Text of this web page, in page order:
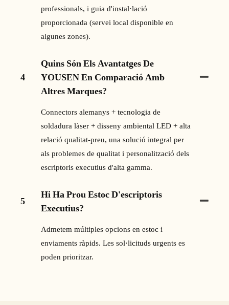
professionals, i guia d'instal·lació
proporcionada (servei local disponible en
algunes zones).
4
Quins Són Els Avantatges De
YOUSEN En Comparació Amb
Altres Marques?
Connectors alemanys + tecnologia de
soldadura làser + disseny ambiental LED + alta
relació qualitat-preu, una solució integral per
als problemes de qualitat i personalització dels
escriptoris executius d'alta gamma.
5
Hi Ha Prou Estoc D'escriptoris
Executius?
Admetem múltiples opcions en estoc i
enviaments ràpids. Les sol·licituds urgents es
poden prioritzar.